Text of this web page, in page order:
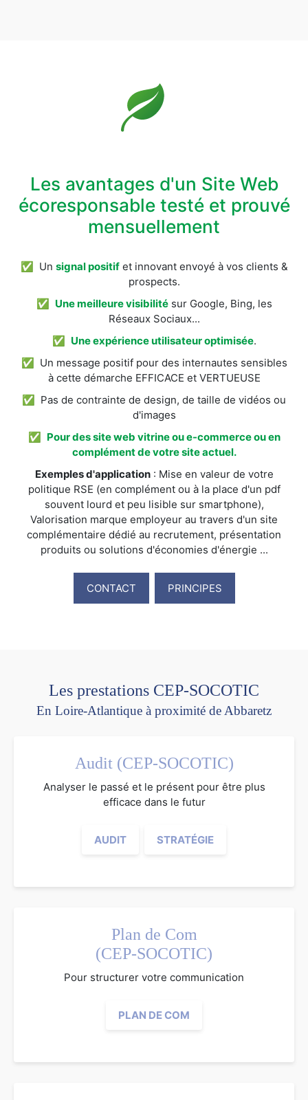
Les avantages d'un Site Web
écoresponsable testé et prouvé
mensuellement
✅ Un signal positifet innovant envoyé à vos clients &
prospects.
✅ Une meilleure visibilitésur Google, Bing, les
Réseaux Sociaux...
✅ Une expérience utilisateur optimisée.
✅ Un message positif pour des internautes sensibles
à cette démarche EFFICACE et VERTUEUSE
✅ Pas de contrainte de design, de taille de vidéos ou
d'images
✅ Pour des site web vitrine ou e-commerce ou en
complément de votre site actuel.
Exemples d'application: Mise en valeur de votre
politique RSE (en complément ou à la place d'un pdf
souvent lourd et peu lisible sur smartphone),
Valorisation marque employeur au travers d'un site
complémentaire dédié au recrutement, présentation
produits ou solutions d'économies d'énergie ...
CONTACT PRINCIPES
Les prestations CEP-SOCOTIC
En Loire-Atlantique à proximité de Abbaretz
Audit (CEP-SOCOTIC)
Analyser le passé et le présent pour être plus
efficace dans le futur
AUDIT STRATÉGIE
Plan de Com
(CEP-SOCOTIC)
Pour structurer votre communication
PLAN DE COM